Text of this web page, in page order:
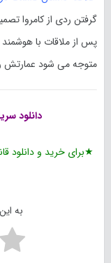
گرفتن ردی از کامروا
پس از ملاقات با
متوجه می شود عمارتش
دانلود
★برای خرید و دانلود
به